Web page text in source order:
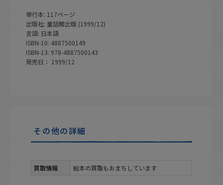
単行本: 117ページ
出版社: 童話館出版 (1999/12)
言語: 日本語
ISBN-10: 4887500149
ISBN-13: 978-4887500143
発売日： 1999/12
その他の詳細
買取情報 絵本の買取もおまちしています